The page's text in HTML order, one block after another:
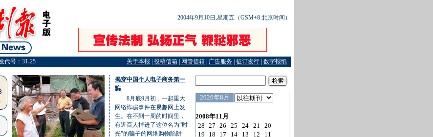
2004年9月10日,星期五（GSM+8 北京时间）
代号：31-25 关于本报 投稿信箱 网管信箱 广告服务 征订发行 数字报纸
揭穿中国个人电子商务第一
骗
8月底9月初，一起重大
网络诈骗事件在易趣网上发
生。在不到一周的时间里，
有近百人掉进了这位名为“时
光”的骗子的网络购物陷阱